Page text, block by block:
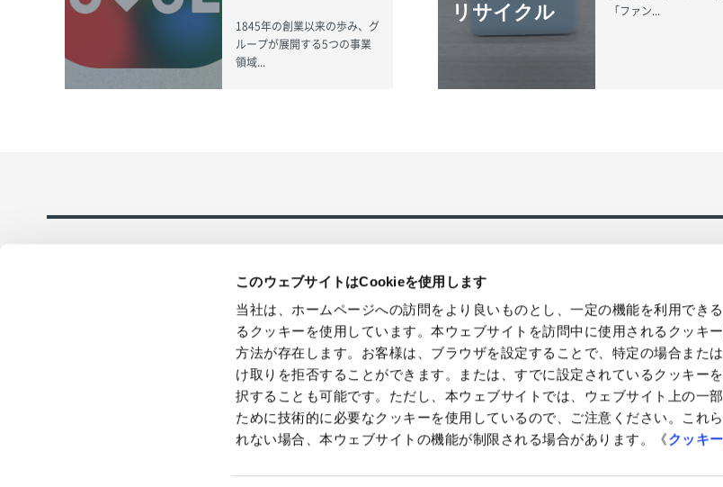
このウェブサイトはCookieを使用します
当社は、ホームページへの訪問をより良いものとし、一定の機能を利用でき
るクッキーを使用しています。本ウェブサイトを訪問中に使用されるクッキ
方法が存在します。お客様は、ブラウザを設定することで、特定の場合また
け取りを拒否することができます。または、すでに設定されているクッキー
択することも可能です。ただし、本ウェブサイトでは、ウェブサイト上の一
ために技術的に必要なクッキーを使用しているので、ご注意ください。これ
れない場合、本ウェブサイトの機能が制限される場合があります。《クッキ
1845年の創業以来の歩み、グ
ループが展開する5つの事業
領域...
リサイクル
「ファン...
在庫品即日全国発送、バルク/ロット販売・卸売対
応のECサイト
環境貢献型の製品な
提案やコンサルティ
GDPRプライバシーポリシー クッキーポリシー サイトのご利用について アクセシビリティに対する